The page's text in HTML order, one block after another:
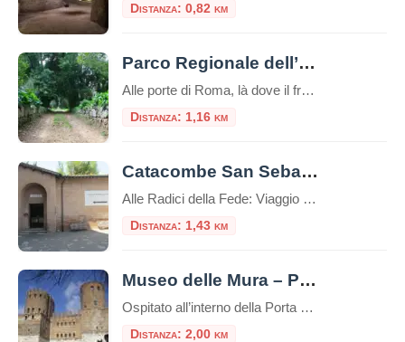
Distanza: 0,82 km
Parco Regionale dell’Appia Antica
Alle porte di Roma, là dove il fragore della metropoli si attenua fino a diventare un eco lontano, si estende un territorio che è molto più di un semplice spazio verde. È un santuario di memorie, un corridoio ecologico e un capolavoro paesaggistico unico al mondo: il Parco Regionale dell’Appia Antica. Esteso su oltre 4.500 […]
Distanza: 1,16 km
Catacombe San Sebastiano
Alle Radici della Fede: Viaggio nelle Catacombe di San Sebastiano sull’Appia Antica Immerse nel verde suggestivo della Via Appia Antica, le Catacombe di San Sebastiano rappresentano una delle testimonianze più affascinanti e stratificate della Roma cristiana e pagana. Questo luogo non è solo un cimitero sotterraneo, ma uno scrigno di storia che custodisce la memoria […]
Distanza: 1,43 km
Museo delle Mura – Porta San Sebastiano
Ospitato all’interno della Porta San Sebastiano delle mura Aureliane, il Museo delle Mura è stato realizzato nel 1990 ed offre ai visitatori un itinerario didattico che ripercorre la storia delle fortificazioni della città, dall’età regia e re
Distanza: 2,00 km